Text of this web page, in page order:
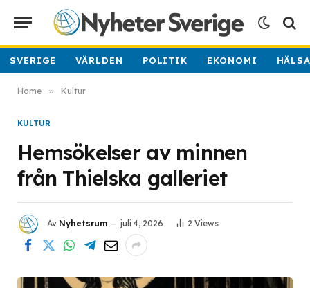
SVERIGE VÄRLDEN POLITIK EKONOMI
Home » Kultur
KULTUR
Hemsökelser av minnen
från Thielska galleriet
Av Nyhetsrum juli 4, 2026 2 Views